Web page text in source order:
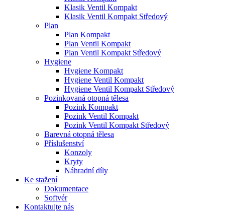
Klasik Ventil Kompakt
Klasik Ventil Kompakt Středový
Plan
Plan Kompakt
Plan Ventil Kompakt
Plan Ventil Kompakt Středový
Hygiene
Hygiene Kompakt
Hygiene Ventil Kompakt
Hygiene Ventil Kompakt Středový
Pozinkovaná otopná tělesa
Pozink Kompakt
Pozink Ventil Kompakt
Pozink Ventil Kompakt Středový
Barevná otopná tělesa
Příslušenství
Konzoly
Kryty
Náhradní díly
Ke stažení
Dokumentace
Softvér
Kontaktujte nás